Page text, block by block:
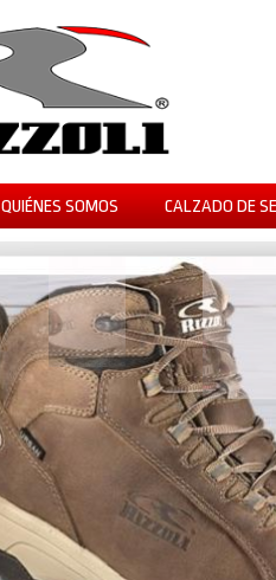
QUIÉNES SOMOS CALZADO DE